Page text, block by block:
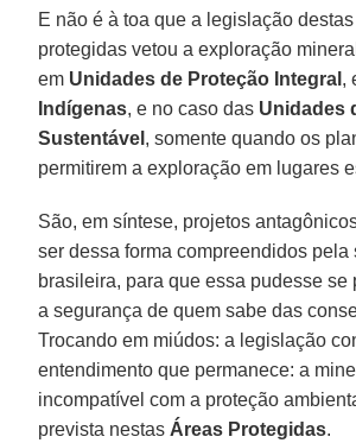
E não é à toa que a legislação
protegidas vetou a exploração
em Unidades de Proteção Integral ,
Indígenas, e no caso das Unidades
Sustentável , somente quando os
permitirem a exploração em lugares
São, em síntese, projetos
ser dessa forma compreendidos pela
brasileira, para que essa pudesse se
a segurança de quem sabe das
Trocando em miúdos: a legislação
entendimento que permanece: a
incompatível com a proteção
prevista nestas Áreas Protegidas.